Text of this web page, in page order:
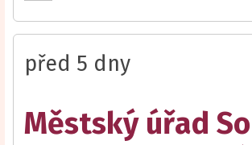
před 5 dny
Městský úřad